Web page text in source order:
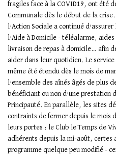
fragiles face à la COVID19, ont été
Communale dès le début de la
l’Action Sociale a continué
l’Aide à Domicile - téléalarme,
livraison de repas à domicile… afin
aider dans leur quotidien. Le
même été étendu dès le mois de
l’ensemble des aînés âgés de plus
bénéficiant ou non d’une prestation
Principauté. En parallèle, les sites
contraints de fermer depuis le mois
leurs portes : le Club le Temps de
adhérents depuis la mi-août, certes
programme quelque peu modifié -